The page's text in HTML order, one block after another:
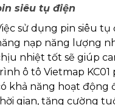
siêu tụ điện
sử dụng pin siêu tụ
nạp năng lượng
nhiệt tốt sẽ giúp
ô tô Vietmap KC01
khả năng hoạt động
gian, tăng cường